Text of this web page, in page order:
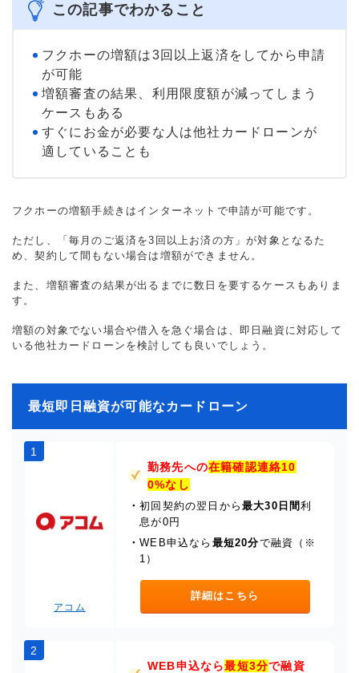
メディアの編集・監修に携わり、実績は計2000本以上。ロ
ーン利用者へのインタビューなども多数実施し、専門知識
＞＞公式ページ
この記事でわかること
フクホーの増額は3回以上返済をしてから申請
が可能
増額審査の結果、利用限度額が減ってしまう
ケースもある
すぐにお金が必要な人は他社カードローンが
適していることも
フクホーの増額手続きはインターネットで申請が可能です。
ただし、「毎月のご返済を3回以上お済の方」が対象となるた
め、契約して間もない場合は増額ができません。
また、増額審査の結果が出るまでに数日を要するケースもありま
す。
増額の対象でない場合や借入を急ぐ場合は、即日融資に対応して
いる他社カードローンを検討しても良いでしょう。
最短即日融資が可能なカードローン
1
アコム
勤務先への在籍確認連絡10
0%なし
・初回契約の翌日から最大30日間利
息が0円
・WEB申込なら 最短20分で融資（※
1）
詳細はこちら
2
WEB申込なら最短3分で融資